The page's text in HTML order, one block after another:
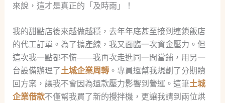
來說，這才是真正的「及時雨」！
我的甜點店後來越做越穩，去年年底甚至接到連鎖飯店
的代工訂單。為了擴產線，我又面臨一次資金壓力。但
這次我一點都不慌——我再次走進同一間當鋪，用另一
台設備辦理了土城企業周轉。專員還幫我規劃了分期贖
回方案，讓我不會因為還款壓力影響到營運。這筆土城
企業借款不僅幫我買了新的攪拌機，更讓我請到兩位烘